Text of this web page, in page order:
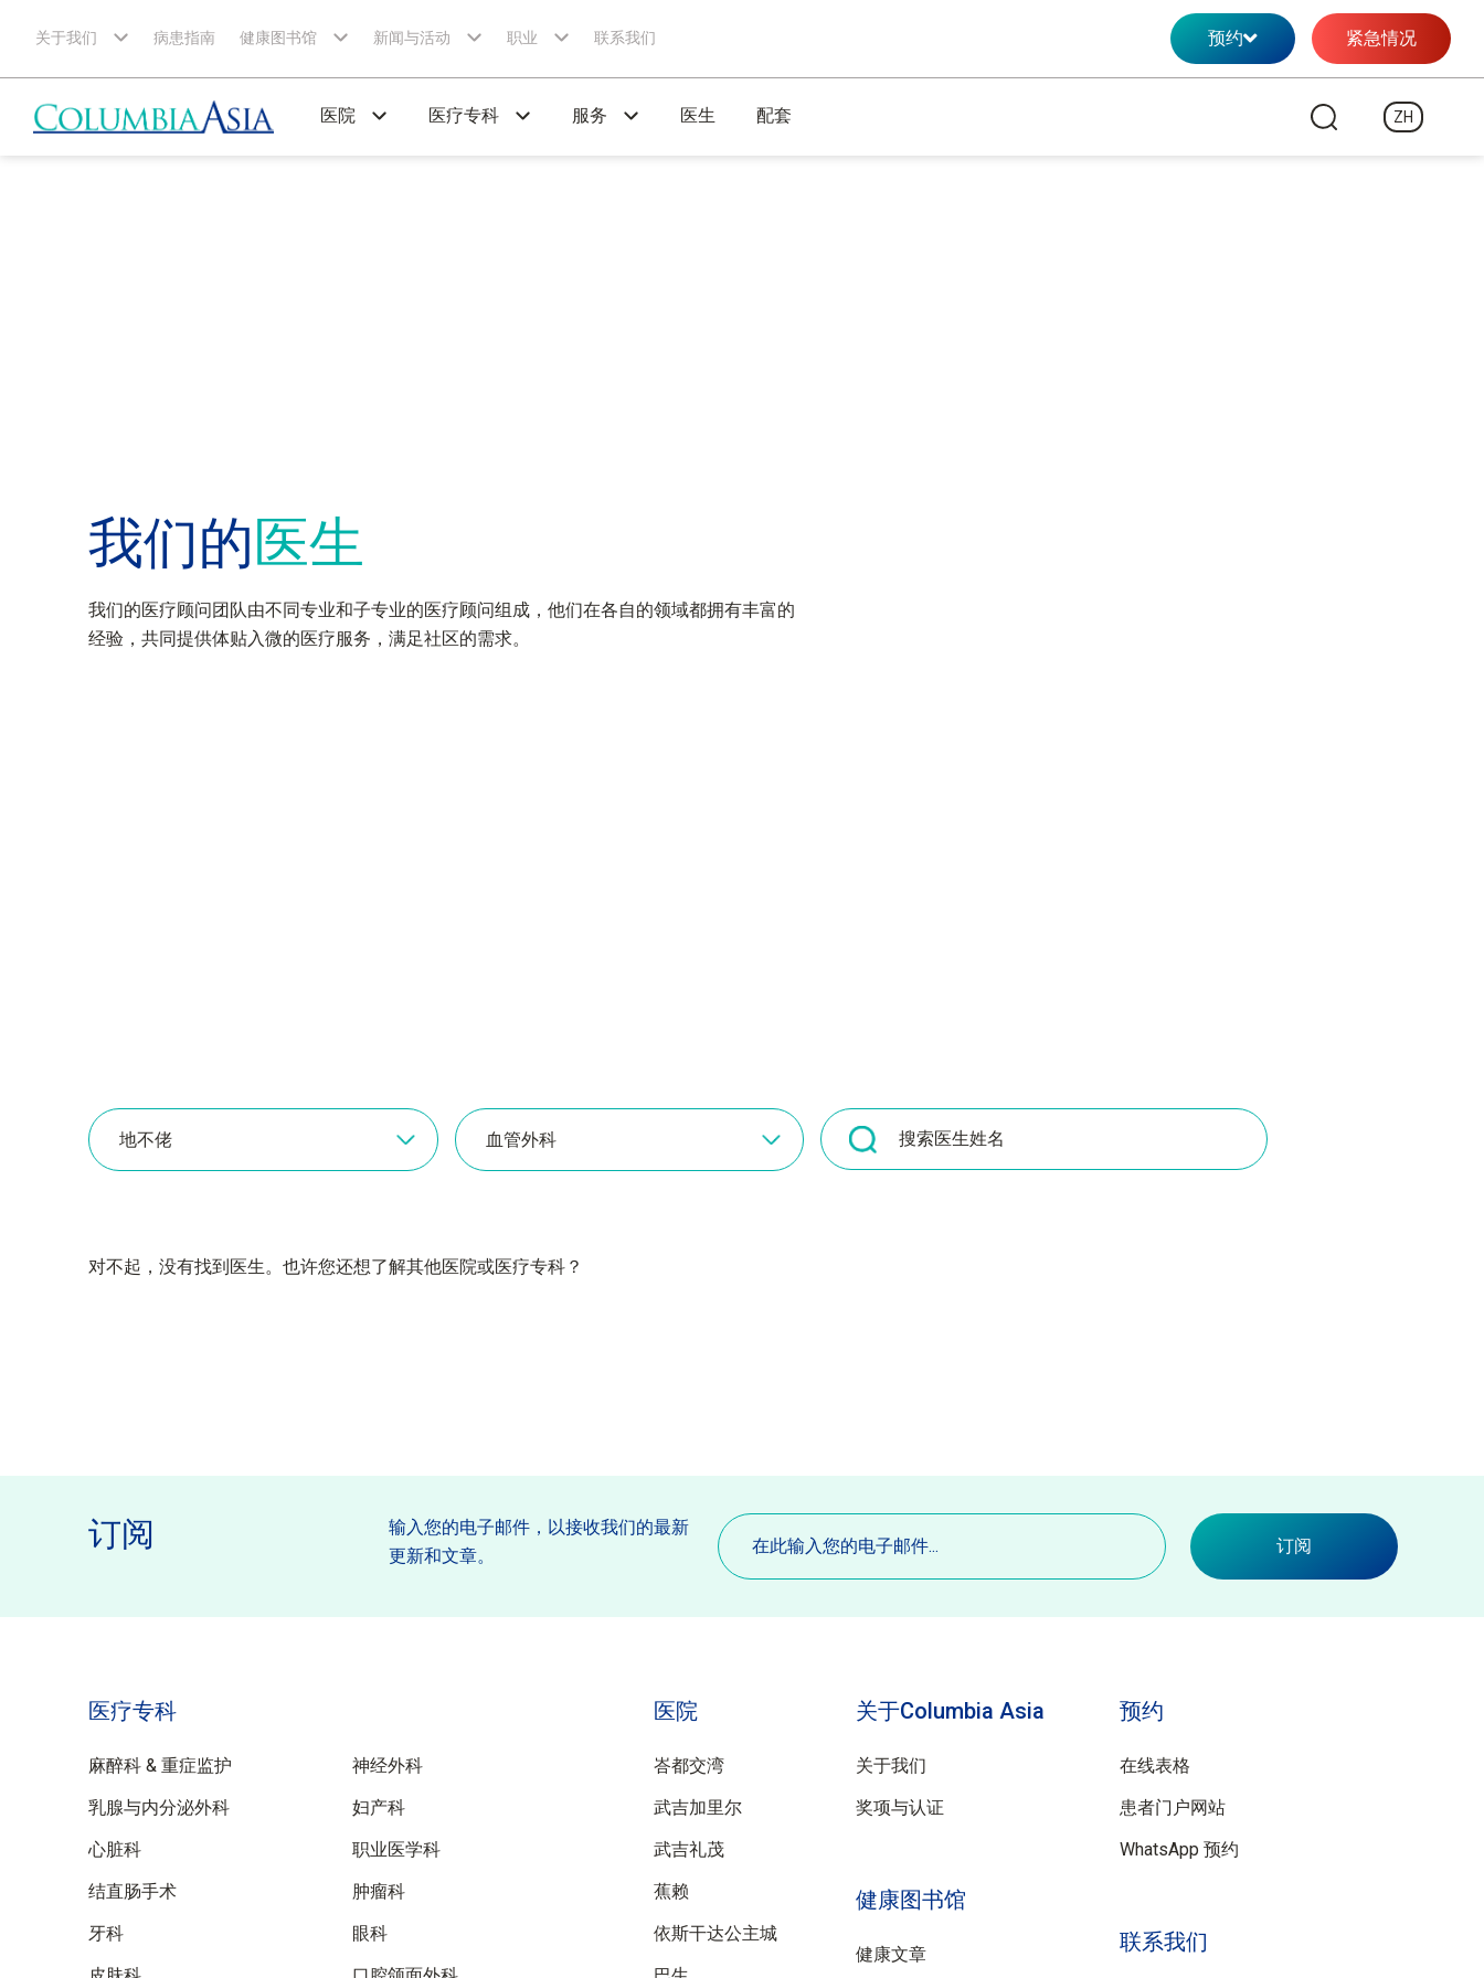
关于我们 病患指南 健康图书馆 新闻与活动 职业 联系我们 预约 紧急情况
医院 医疗专科 服务 医生 配套 ZH
我们的医生
我们的医疗顾问团队由不同专业和子专业的医疗顾问组成，他们在各自的领域都拥有丰富的
经验，共同提供体贴入微的医疗服务，满足社区的需求。
地不佬 血管外科
对不起，没有找到医生。也许您还想了解其他医院或医疗专科？
订阅
输入您的电子邮件，以接收我们的最新
更新和文章。
电
子
邮
件
填)
订阅
医疗专科
麻醉科 & 重症监护
乳腺与内分泌外科
心脏科
结直肠手术
牙科
神经外科
妇产科
职业医学科
肿瘤科
眼科
医院
峇都交湾
武吉加里尔
武吉礼茂
蕉赖
依斯干达公主城
关于Columbia Asia
关于我们
奖项与认证
健康图书馆
健康文章
预约
在线表格
患者门户网站
WhatsApp 预约
联系我们